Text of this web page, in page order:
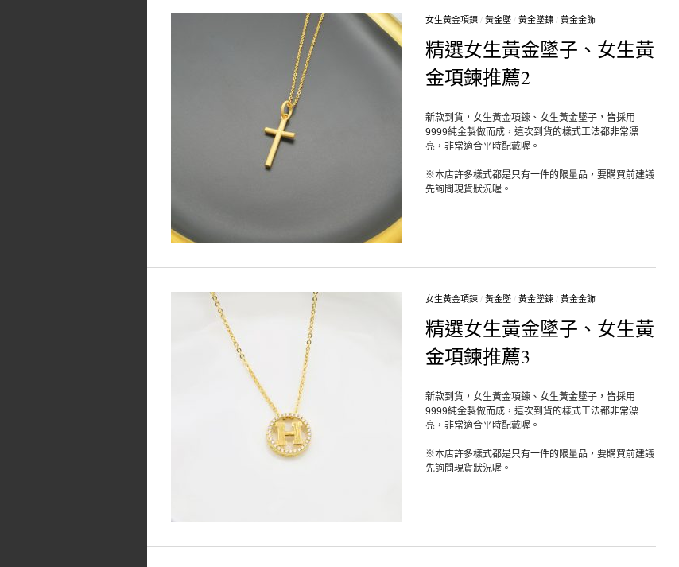
女生黃金項鍊/ 黃金墜/ 黃金墜鍊/ 黃金金飾
精選女生黃金墜子、女生黃
金項鍊推薦2
新款到貨，女生黃金項鍊、女生黃金墜子，皆採用
9999純金製做而成，這次到貨的樣式工法都非常漂
亮，非常適合平時配戴喔。
※本店許多樣式都是只有一件的限量品，要購買前建議
先詢問現貨狀況喔。
女生黃金項鍊/ 黃金墜/ 黃金墜鍊/ 黃金金飾
精選女生黃金墜子、女生黃
金項鍊推薦3
新款到貨，女生黃金項鍊、女生黃金墜子，皆採用
9999純金製做而成，這次到貨的樣式工法都非常漂
亮，非常適合平時配戴喔。
※本店許多樣式都是只有一件的限量品，要購買前建議
先詢問現貨狀況喔。